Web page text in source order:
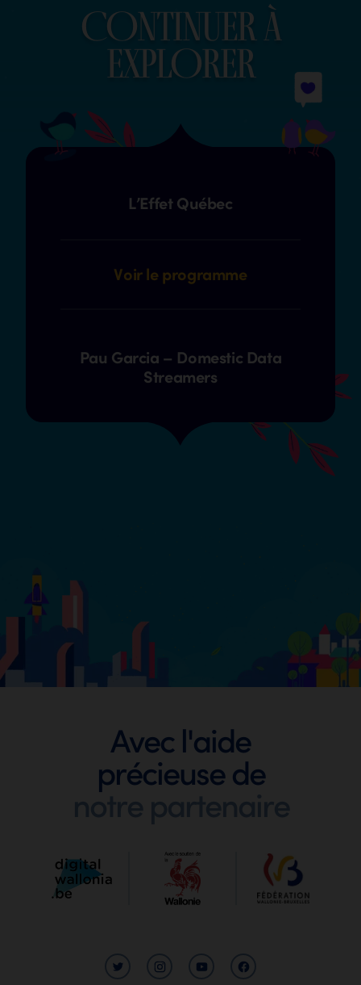
COntinuer à
explOrer
L’Effet Québec
Voir le programme
Pau Garcia – Domestic Data
Streamers
Footer
Avec l'aide
précieuse de
notre partenaire